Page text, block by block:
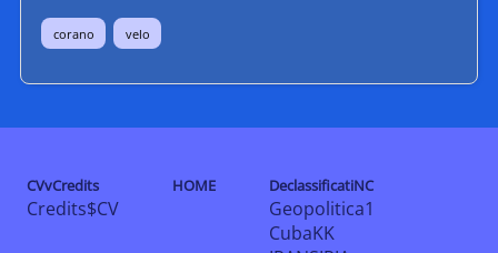
corano velo
CVvCredits
Credits$CV
HOME DeclassificatiNC
Geopolitica1
CubaKK